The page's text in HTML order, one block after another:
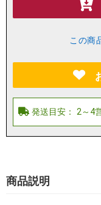
この商
商品説明